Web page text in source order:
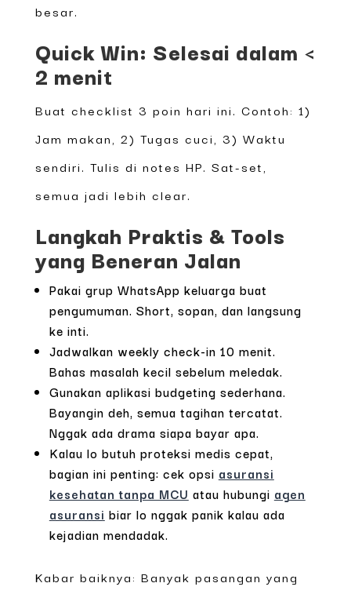
besar.
Quick Win: Selesai dalam <
2 menit
Buat checklist 3 poin hari ini. Contoh: 1)
Jam makan, 2) Tugas cuci, 3) Waktu
sendiri. Tulis di notes HP. Sat-set,
semua jadi lebih clear.
Langkah Praktis & Tools
yang Beneran Jalan
Pakai grup WhatsApp keluarga buat
pengumuman. Short, sopan, dan langsung
ke inti.
Jadwalkan weekly check-in 10 menit.
Bahas masalah kecil sebelum meledak.
Gunakan aplikasi budgeting sederhana.
Bayangin deh, semua tagihan tercatat.
Nggak ada drama siapa bayar apa.
Kalau lo butuh proteksi medis cepat,
bagian ini penting: cek opsi asuransi
kesehatan tanpa MCU atau hubungi agen
asuransi biar lo nggak panik kalau ada
kejadian mendadak.
Kabar baiknya: Banyak pasangan yang